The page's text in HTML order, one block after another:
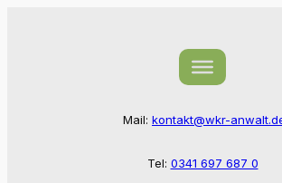
Mail: kontakt@wkr-
Tel: 0341 697 687 0